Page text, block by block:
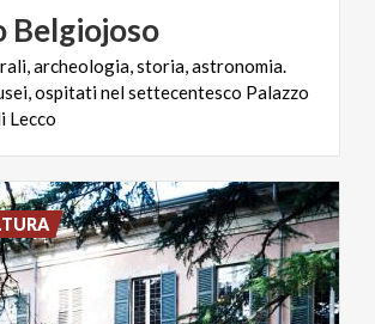
Belgiojoso
archeologia, storia, astronomia.
ospitati nel settecentesco Palazzo
Lecco